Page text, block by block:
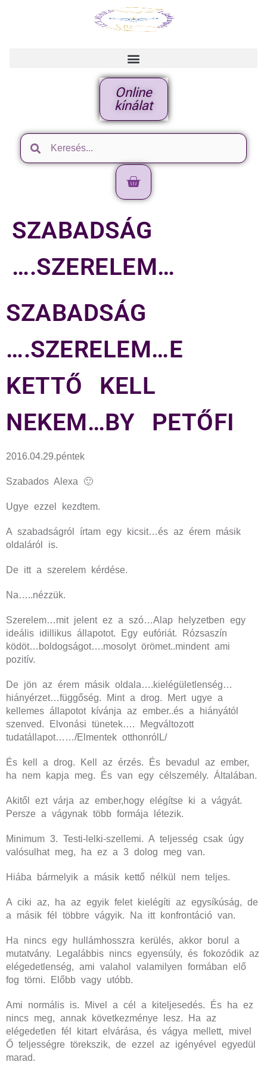
Online
kínálat
SZABADSÁG
….SZERELEM…
SZABADSÁG
….SZERELEM…E
KETTŐ KELL
NEKEM…BY PETŐFI
2016.04.29.péntek
Szabados Alexa 🙂
Ugye ezzel kezdtem.
A szabadságról írtam egy kicsit…és az érem másik
oldaláról is.
De itt a szerelem kérdése.
Na…..nézzük.
Szerelem…mit jelent ez a szó…Alap helyzetben egy
ideális idillikus állapotot. Egy eufóriát. Rózsaszín
ködöt…boldogságot….mosolyt örömet..mindent ami
pozitív.
De jön az érem másik oldala….kielégületlenség…
hiányérzet…függőség. Mint a drog. Mert ugye a
kellemes állapotot kívánja az ember..és a hiányától
szenved. Elvonási tünetek…. Megváltozott
tudatállapot……/Elmentek otthonrólL/
És kell a drog. Kell az érzés. És bevadul az ember,
ha nem kapja meg. És van egy célszemély. Általában.
Akitől ezt várja az ember,hogy elégítse ki a vágyát.
Persze a vágynak több formája létezik.
Minimum 3. Testi-lelki-szellemi. A teljesség csak úgy
valósulhat meg, ha ez a 3 dolog meg van.
Hiába bármelyik a másik kettő nélkül nem teljes.
A ciki az, ha az egyik felet kielégíti az egysíkúság, de
a másik fél többre vágyik. Na itt konfrontáció van.
Ha nincs egy hullámhosszra kerülés, akkor borul a
mutatvány. Legalábbis nincs egyensúly, és fokozódik az
elégedetlenség, ami valahol valamilyen formában elő
fog törni. Előbb vagy utóbb.
Ami normális is. Mivel a cél a kiteljesedés. És ha ez
nincs meg, annak következménye lesz. Ha az
elégedetlen fél kitart elvárása, és vágya mellett, mivel
Ő teljességre törekszik, de ezzel az igényével egyedül
marad.